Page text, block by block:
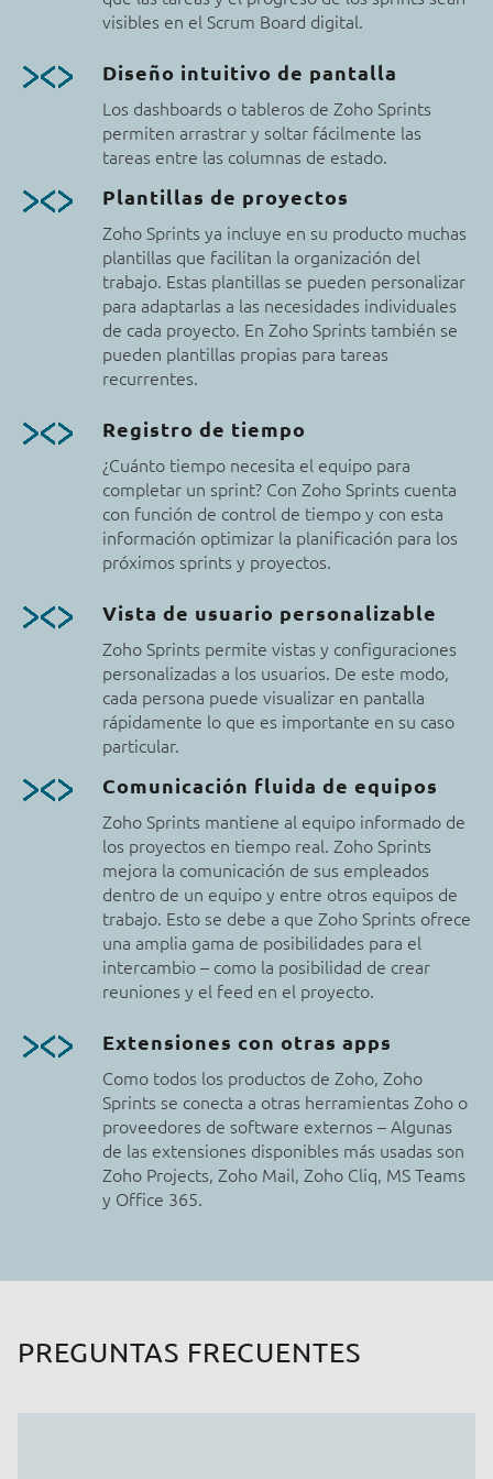
visibles en el Scrum Board digital.
Diseño intuitivo de pantalla
Los dashboards o tableros de Zoho Sprints
permiten arrastrar y soltar fácilmente las
tareas entre las columnas de estado.
Plantillas de proyectos
Zoho Sprints ya incluye en su producto muchas
plantillas que facilitan la organización del
trabajo. Estas plantillas se pueden personalizar
para adaptarlas a las necesidades individuales
de cada proyecto. En Zoho Sprints también se
pueden plantillas propias para tareas
recurrentes.
Registro de tiempo
¿Cuánto tiempo necesita el equipo para
completar un sprint? Con Zoho Sprints cuenta
con función de control de tiempo y con esta
información optimizar la planificación para los
próximos sprints y proyectos.
Vista de usuario personalizable
Zoho Sprints permite vistas y configuraciones
personalizadas a los usuarios. De este modo,
cada persona puede visualizar en pantalla
rápidamente lo que es importante en su caso
particular.
Comunicación fluida de equipos
Zoho Sprints mantiene al equipo informado de
los proyectos en tiempo real. Zoho Sprints
mejora la comunicación de sus empleados
dentro de un equipo y entre otros equipos de
trabajo. Esto se debe a que Zoho Sprints ofrece
una amplia gama de posibilidades para el
intercambio – como la posibilidad de crear
reuniones y el feed en el proyecto.
Extensiones con otras apps
Como todos los productos de Zoho, Zoho
Sprints se conecta a otras herramientas Zoho o
proveedores de software externos – Algunas
de las extensiones disponibles más usadas son
Zoho Projects, Zoho Mail, Zoho Cliq, MS Teams
y Office 365.
PREGUNTAS FRECUENTES